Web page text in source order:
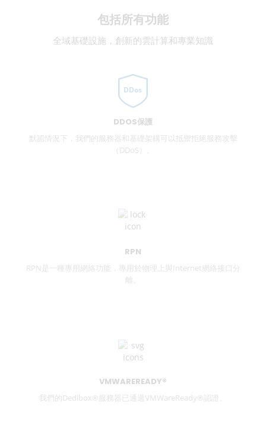
包括所有功能
全域基礎設施，創新的雲計算和專業知識
DDos
DDOS保護
默認情況下，我們的服務器和基礎架構可以抵禦拒絕服務攻擊
（DDoS）。
RPN
RPN是一種專用網絡功能，專用於物理上與Internet網絡接口分
離。
VMWAREREADY®
我們的Dedibox®服務器已通過VMWareReady®認證。